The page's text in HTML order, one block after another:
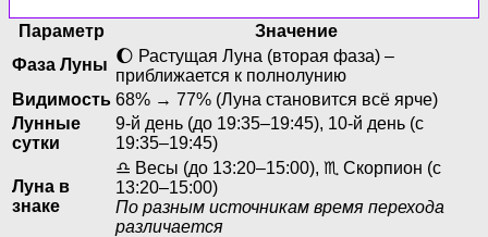
Параметр
Значение
Фаза Луны 🌔 Растущая Луна (вторая фаза) –
приближается к полнолунию
Видимость 68% → 77% (Луна становится всё ярче)
Лунные
сутки
9-й день (до 19:35–19:45), 10-й день (с
19:35–19:45)
Луна в
знаке
♎ Весы (до 13:20–15:00), ♏ Скорпион (с
13:20–15:00)
По разным источникам время перехода
различается